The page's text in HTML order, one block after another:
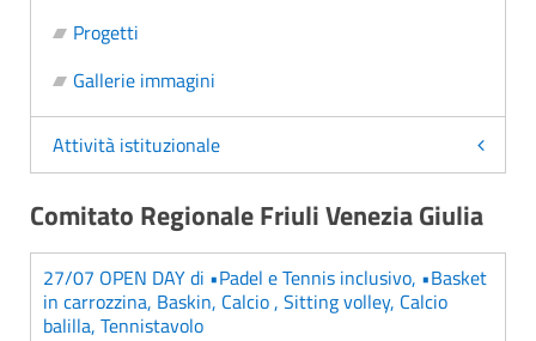
Progetti
Gallerie immagini
Attività istituzionale
Comitato Regionale Friuli Venezia Giulia
27/07 OPEN DAY di •Padel e Tennis inclusivo, •Basket
in carrozzina, Baskin, Calcio , Sitting volley, Calcio
balilla, Tennistavolo